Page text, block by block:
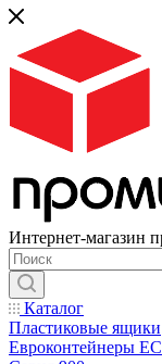
Интернет-магазин
Каталог
Пластиковые ящики
Евроконтейнеры ЕС